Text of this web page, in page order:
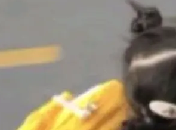
度，3T 来自 Go...
如 VisionFive 2、PINE
。 增强了对 POSIX.1
准的兼容性。 compat
系统调用的支持，包
实现）、POSIX 消息队
态的全场景智慧营销平
中心，面向游戏行业开
现了平台在游戏领域的
高价值用户的全周期经
体”正循环、再到联运与
环，以及面向全球市场
员 B850 AORU
理器玩家，技嘉X3D系
——B850 AORUS ELITE
能平台打造的全新主板